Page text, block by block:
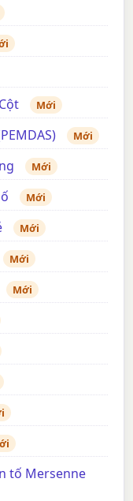
Mới
Mới
Mới
Mới
Mới
Mới
Mới
tố Mersenne